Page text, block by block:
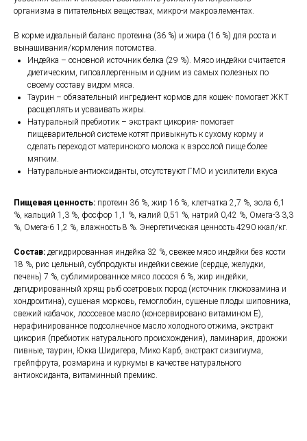
организма в питательных веществах, микро-и макроэлементах.
В корме идеальный баланс протеина (36 %) и жира (16 %) для роста и
вынашивания/кормления потомства.
Индейка – основной источник белка (29 %). Мясо индейки считается
диетическим, гипоаллергенным и одним из самых полезных по
своему составу видом мяса.
Таурин – обязательный ингредиент кормов для кошек- помогает ЖКТ
расщеплять и усваивать жиры.
Натуральный пребиотик – экстракт цикория- помогает
пищеварительной системе котят привыкнуть к сухому корму и
сделать переход от материнского молока к взрослой пище более
мягким.
Натуральные антиоксиданты, отсутствуют ГМО и усилители вкуса
Пищевая ценность: протеин 36 %, жир 16 %, клетчатка 2,7 %, зола 6,1
%, кальций 1,3 %, фосфор 1,1 %, калий 0,51 %, натрий 0,42 %, Омега-3 3,3
%, Омега-6 1,2 %, влажность 8 %. Энергетическая ценность 4290 ккал/кг.
Состав: дегидрированная индейка 32 %, свежее мясо индейки без кости
18 %, рис цельный, субпродукты индейки свежие (сердце, желудки,
печень) 7 %, сублимированное мясо лосося 6 %, жир индейки,
дегидрированный хрящ рыб осетровых пород (источник глюкозамина и
хондроитина), сушеная морковь, гемоглобин, сушеные плоды шиповника,
свежий кабачок, лососевое масло (консервировано витамином Е),
нерафинированное подсолнечное масло холодного отжима, экстракт
цикория (пребиотик натурального происхождения), ламинария, дрожжи
пивные, таурин, Юкка Шидигера, Мико Карб, экстракт сизигиума,
грейпфрута, розмарина и куркумы в качестве натурального
антиоксиданта, витаминный премикс.